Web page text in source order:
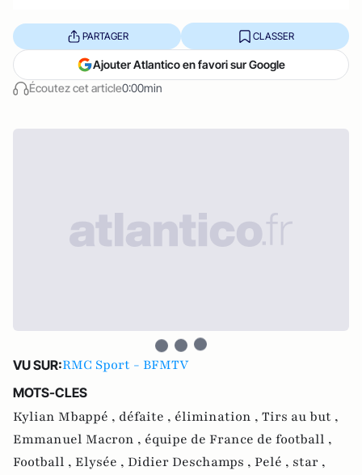
Écoutez cet article0:00min
PARTAGER CLASSER
Ajouter Atlantico en favori sur Google
VU SUR:RMC Sport - BFMTV
MOTS-CLES
Kylian Mbappé , défaite , élimination , Tirs au but ,
Emmanuel Macron , équipe de France de football ,
Football , Elysée , Didier Deschamps , Pelé , star ,